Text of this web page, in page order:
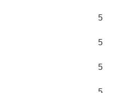
5
5
5